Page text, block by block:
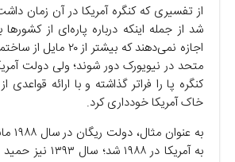
از تفسیری که کنگره آمریکا در آن زمان
شد از جمله اینکه درباره پاره‌ای از کشور‌ها
اجازه نمی‌دهند که بیشتر
متحد در نیویورک دور شوند؛ ولی دولت
کنگره پا را فراتر گذاشته و با ارائه قواعدی
خاک آمریکا خودداری کرد.
به
به آمریکا در ۱۹۸۸